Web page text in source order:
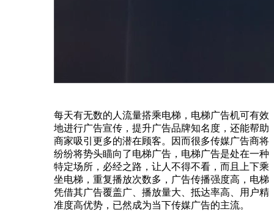
每天有无数的人流量搭乘电梯，电梯广告机可有效
地进行广告宣传，提升广告品牌知名度，还能帮助
商家吸引更多的潜在顾客。因而很多传媒广告商将
纷纷将势头瞄向了电梯广告，电梯广告是处在一种
特定场所，必经之路，让人不得不看，而且上下乘
坐电梯，重复播放次数多，广告传播强度高，电梯
凭借其广告覆盖广、播放量大、抵达率高、用户精
准度高优势，已然成为当下传媒广告的主流。